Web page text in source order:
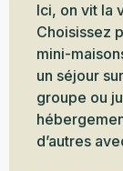
Ici, on vit la
Choisissez
mini-
un séjour
groupe ou
d’autres